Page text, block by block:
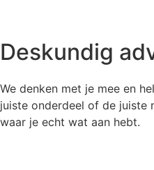
Deskundig
We denken met je mee en
juiste onderdeel of de juiste
waar je echt wat aan hebt.